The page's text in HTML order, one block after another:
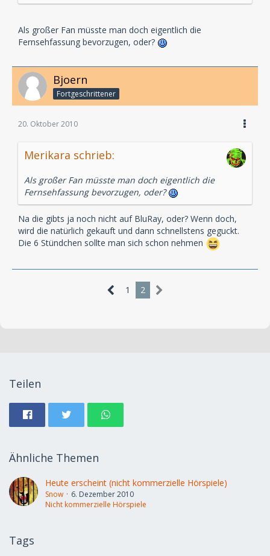
Als großer Fan müsste man doch eigentlich die
Fernsehfassung bevorzugen, oder?
Bjoern
Fortgeschrittener
20. Oktober 2010
Merikara schrieb:
Als großer Fan müsste man doch eigentlich die
Fernsehfassung bevorzugen, oder?
Na die gibts ja noch nicht auf BluRay, oder? Wenn doch,
wird die natürlich gekauft und dann schnellstens geguckt.
Die 6 Stündchen sollte man sich schon nehmen
1 2
Teilen
Ähnliche Themen
Heute erscheint (nicht kommerzielle Hörspiele)
Snow
6. Dezember 2010
Nicht kommerzielle Hörspiele
Tags